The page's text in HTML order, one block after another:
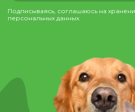
Подписываясь, соглашаюсь на
персональных данных.